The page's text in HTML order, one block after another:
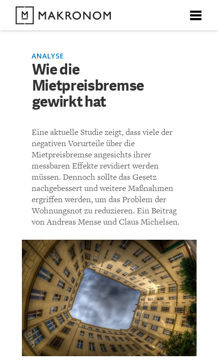
X
ARTIKEL
FEATURES
THEMEN
NEWSLETTER
ÜBER UNS
SUCHE
ABO/LOGIN
X
neuesten Beiträge.
X
BODEN
X
CHARTBOOK
ANALYSE
Wie die
Mietpreisbremse
gewirkt hat
Eine aktuelle Studie zeigt, dass viele der
negativen Vorurteile über die
Mietpreisbremse angesichts ihrer
messbaren Effekte revidiert werden
müssen. Dennoch sollte das Gesetz
nachgebessert und weitere Maßnahmen
ergriffen werden, um das Problem der
Wohnungsnot zu reduzieren. Ein Beitrag
von Andreas Mense und Claus Michelsen.
X
KOMMENTARE ZU
Wie die Mietpreisbremse
gewirkt hat
KOMMENTIEREN (VIA EMAIL)
Richtlinien
Bisher noch kein Kommentar.